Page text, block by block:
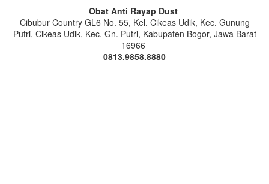
Obat Anti Rayap Dust
Cibubur Country GL6 No. 55, Kel. Cikeas Udik, Kec. Gunung
Putri, Cikeas Udik, Kec. Gn. Putri, Kabupaten Bogor, Jawa Barat
16966
0813.9858.8880